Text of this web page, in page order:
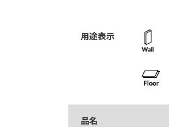
用途表示
品名